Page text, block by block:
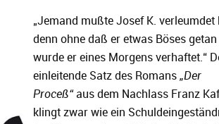
„Jemand mußte Josef K. verleumdet
denn ohne daß er etwas Böses
wurde er eines Morgens verhaftet.“
einleitende Satz des Romans „Der
Proceß“ aus dem Nachlass Franz
klingt zwar wie ein